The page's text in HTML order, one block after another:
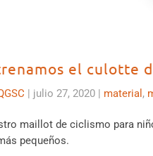
el culotte
| julio 27, 2020 | material ,
maillot de ciclismo para
pequeños.